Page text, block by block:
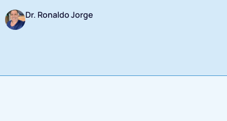
Dr. Ronaldo Jorge